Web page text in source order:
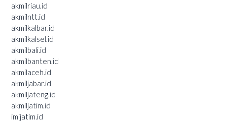
akmilriau.id
akmilntt.id
akmilkalbar.id
akmilkalsel.id
akmilbali.id
akmilbanten.id
akmilaceh.id
akmiljabar.id
akmiljateng.id
akmiljatim.id
imijatim.id